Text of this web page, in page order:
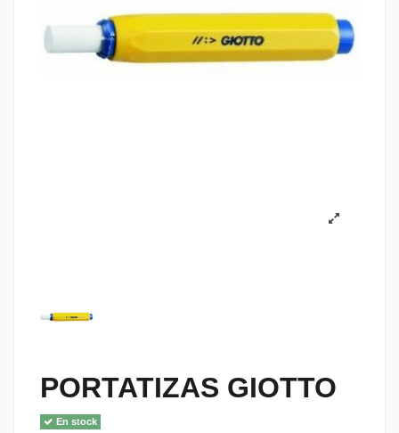
PORTATIZAS GIOTTO
En stock